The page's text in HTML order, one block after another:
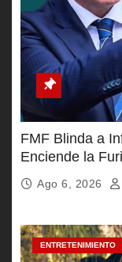
FMF Blinda a
Enciende la
Ago 6, 2026
ENTRETENIMIENTO